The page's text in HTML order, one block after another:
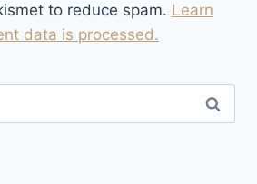
to reduce spam. Learn
data is processed.